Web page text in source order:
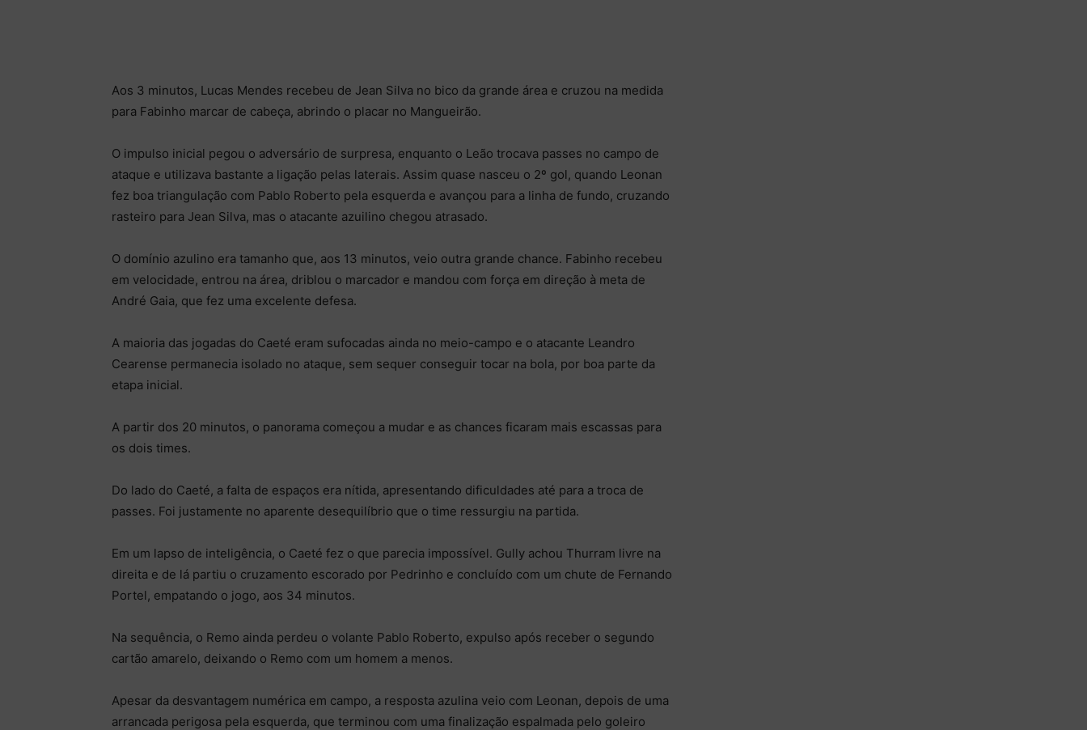
Aos 3 minutos, Lucas Mendes recebeu de Jean Silva no bico da grande área e cruzou na medida
para Fabinho marcar de cabeça, abrindo o placar no Mangueirão.
O impulso inicial pegou o adversário de surpresa, enquanto o Leão trocava passes no campo de
ataque e utilizava bastante a ligação pelas laterais. Assim quase nasceu o 2º gol, quando Leonan
fez boa triangulação com Pablo Roberto pela esquerda e avançou para a linha de fundo, cruzando
rasteiro para Jean Silva, mas o atacante azuilino chegou atrasado.
O domínio azulino era tamanho que, aos 13 minutos, veio outra grande chance. Fabinho recebeu
em velocidade, entrou na área, driblou o marcador e mandou com força em direção à meta de
André Gaia, que fez uma excelente defesa.
A maioria das jogadas do Caeté eram sufocadas ainda no meio-campo e o atacante Leandro
Cearense permanecia isolado no ataque, sem sequer conseguir tocar na bola, por boa parte da
etapa inicial.
A partir dos 20 minutos, o panorama começou a mudar e as chances ficaram mais escassas para
os dois times.
Do lado do Caeté, a falta de espaços era nítida, apresentando dificuldades até para a troca de
passes. Foi justamente no aparente desequilíbrio que o time ressurgiu na partida.
Em um lapso de inteligência, o Caeté fez o que parecia impossível. Gully achou Thurram livre na
direita e de lá partiu o cruzamento escorado por Pedrinho e concluído com um chute de Fernando
Portel, empatando o jogo, aos 34 minutos.
Na sequência, o Remo ainda perdeu o volante Pablo Roberto, expulso após receber o segundo
cartão amarelo, deixando o Remo com um homem a menos.
Apesar da desvantagem numérica em campo, a resposta azulina veio com Leonan, depois de uma
arrancada perigosa pela esquerda, que terminou com uma finalização espalmada pelo goleiro